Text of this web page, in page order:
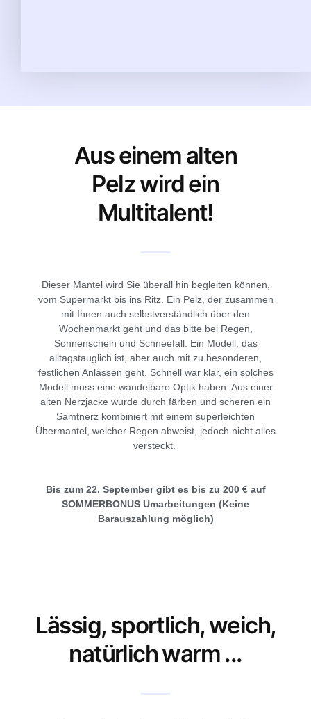
Aus einem alten
Pelz wird ein
Multitalent!
Dieser Mantel wird Sie überall hin begleiten können,
vom Supermarkt bis ins Ritz. Ein Pelz, der zusammen
mit Ihnen auch selbstverständlich über den
Wochenmarkt geht und das bitte bei Regen,
Sonnenschein und Schneefall. Ein Modell, das
alltagstauglich ist, aber auch mit zu besonderen,
festlichen Anlässen geht. Schnell war klar, ein solches
Modell muss eine wandelbare Optik haben. Aus einer
alten Nerzjacke wurde durch färben und scheren ein
Samtnerz kombiniert mit einem superleichten
Übermantel, welcher Regen abweist, jedoch nicht alles
versteckt.
Bis zum 22. September gibt es bis zu 200 € auf
SOMMERBONUS Umarbeitungen (Keine
Barauszahlung möglich)
Lässig, sportlich, weich,
natürlich warm ...